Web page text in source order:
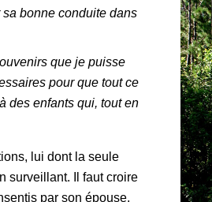
sa bonne conduite dans
que je puisse
pour que tout ce
des enfants qui, tout en
lui dont la seule
surveillant. Il faut croire
par son épouse,